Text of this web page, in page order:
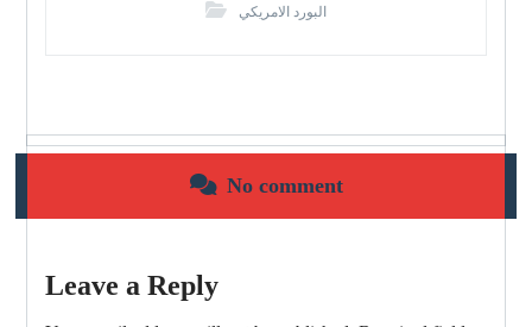
البورد الامريكي
No comment
Leave a Reply